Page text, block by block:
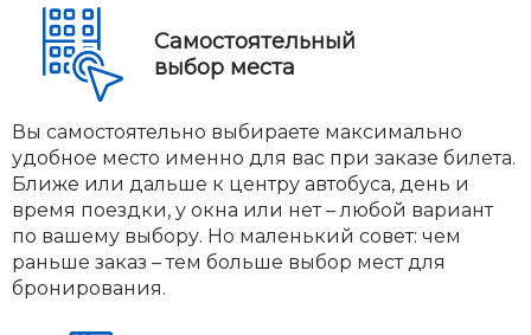
Самостоятельный
выбор места
Вы самостоятельно выбираете максимально
удобное место именно для вас при заказе билета.
Ближе или дальше к центру автобуса, день и
время поездки, у окна или нет – любой вариант
по вашему выбору. Но маленький совет: чем
раньше заказ – тем больше выбор мест для
бронирования.